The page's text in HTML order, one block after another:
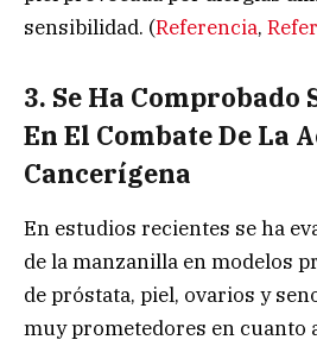
sensibilidad. (Referencia,
3. Se Ha Comprobado
En El Combate De La
Cancerígena
En estudios recientes se ha
de la manzanilla en modelos
de próstata, piel, ovarios y
muy prometedores en cuanto